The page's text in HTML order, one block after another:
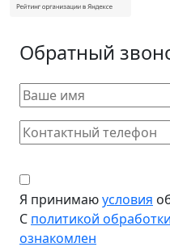
Обратный
Я принимаюусловия
С политикой
ознакомлен